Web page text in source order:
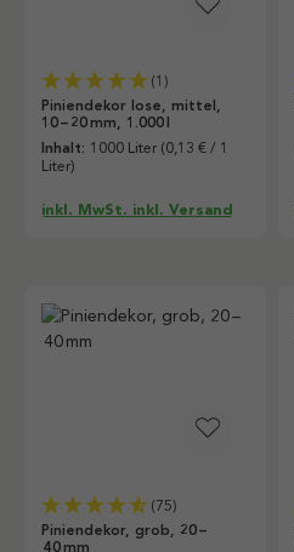
(1)
Piniendekor lose, mittel,
10 – 20 mm, 1.000 l
Inhalt: 1000 Liter (0,13 € / 1
Liter)
inkl. MwSt. inkl. Versand
(75)
Piniendekor, grob, 20 –
40 mm